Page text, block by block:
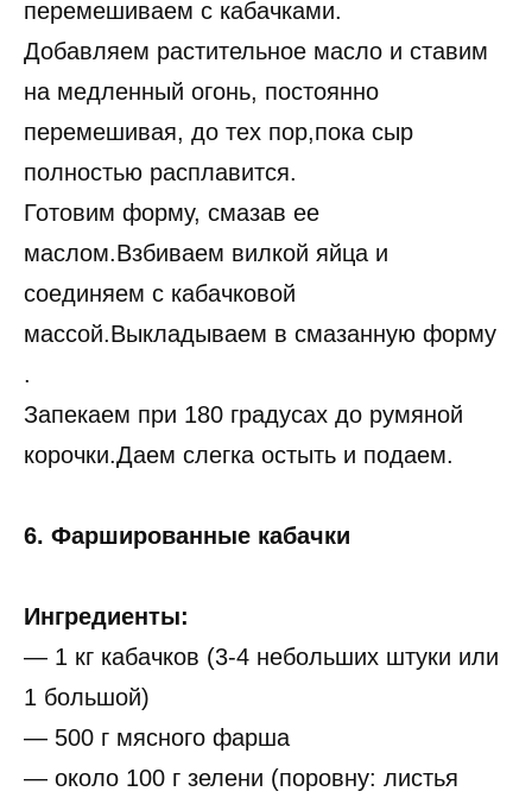
перемешиваем с кабачками.
Добавляем растительное масло и ставим
на медленный огонь, постоянно
перемешивая, до тех пор,пока сыр
полностью расплавится.
Готовим форму, смазав ее
маслом.Взбиваем вилкой яйца и
соединяем с кабачковой
массой.Выкладываем в смазанную форму
.
Запекаем при 180 градусах до румяной
корочки.Даем слегка остыть и подаем.
6. Фаршированные кабачки
Ингредиенты:
— 1 кг кабачков (3-4 небольших штуки или
1 большой)
— 500 г мясного фарша
— около 100 г зелени (поровну: листья